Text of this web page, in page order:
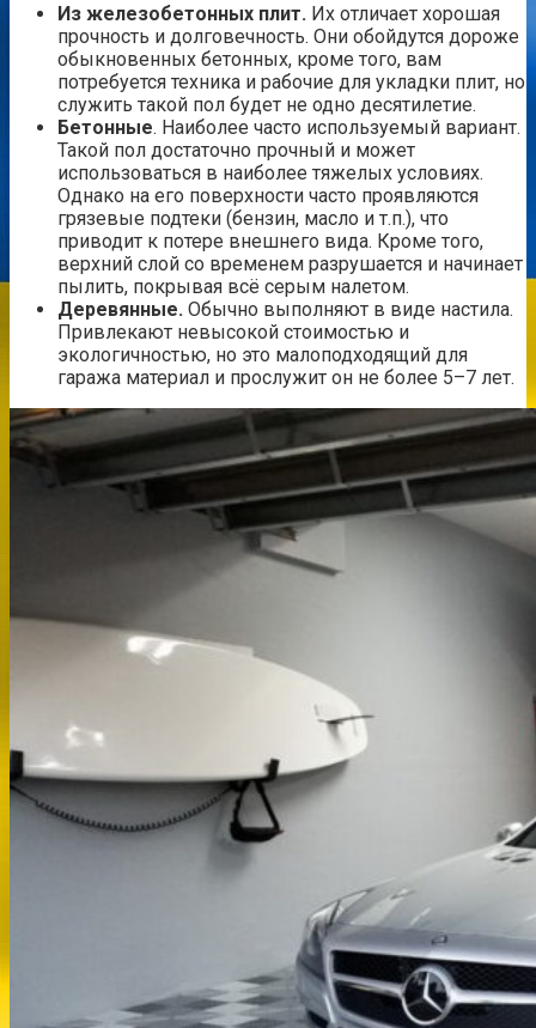
Из железобетонных плит. Их отличает хорошая
прочность и долговечность. Они обойдутся дороже
обыкновенных бетонных, кроме того, вам
потребуется техника и рабочие для укладки плит, но
служить такой пол будет не одно десятилетие.
Бетонные. Наиболее часто используемый вариант.
Такой пол достаточно прочный и может
использоваться в наиболее тяжелых условиях.
Однако на его поверхности часто проявляются
грязевые подтеки (бензин, масло и т.п.), что
приводит к потере внешнего вида. Кроме того,
верхний слой со временем разрушается и начинает
пылить, покрывая всё серым налетом.
Деревянные. Обычно выполняют в виде настила.
Привлекают невысокой стоимостью и
экологичностью, но это малоподходящий для
гаража материал и прослужит он не более 5–7 лет.